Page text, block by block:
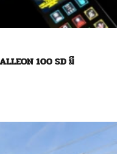
100 SD มี